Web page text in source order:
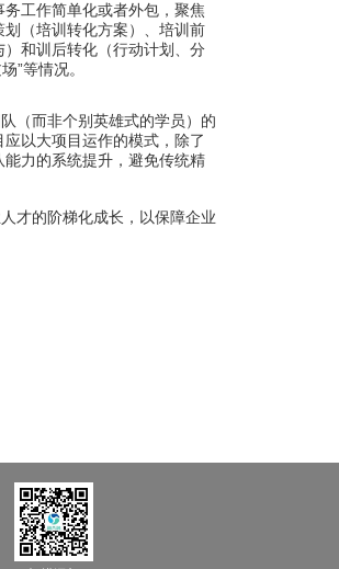
工作简单化或者外包，聚焦
（培训转化方案）、培训前
和训后转化（行动计划、分
”等情况。
（而非个别英雄式的学员）的
以大项目运作的模式，除了
力的系统提升，避免传统精
才的阶梯化成长，以保障企业